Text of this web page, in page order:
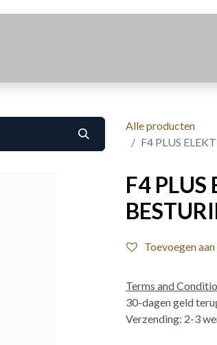
Alle producten
F4 PLUS
F4 PLUS
Toevoegen
Terms and
30-dagen geld
Verzending: 2-3